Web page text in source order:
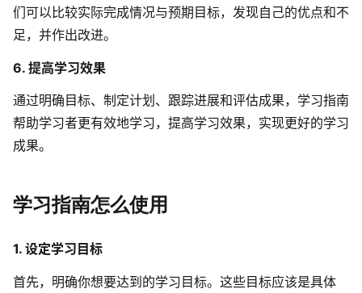
AI生成竞品分析
AI生成安索夫矩阵
AI生成Grow模型
AI生成AARRR模型
企业服务
私有化部署
管理功能定制 · 专业部署方案
们可以比较实际完成情况与预期目标，发现自己的优点和不
足，并作出改进。
6. 提高学习效果
通过明确目标、制定计划、跟踪进展和评估成果，学习指南
帮助学习者更有效地学习，提高学习效果，实现更好的学习
成果。
学习指南怎么使用
1. 设定学习目标
首先，明确你想要达到的学习目标。这些目标应该是具体